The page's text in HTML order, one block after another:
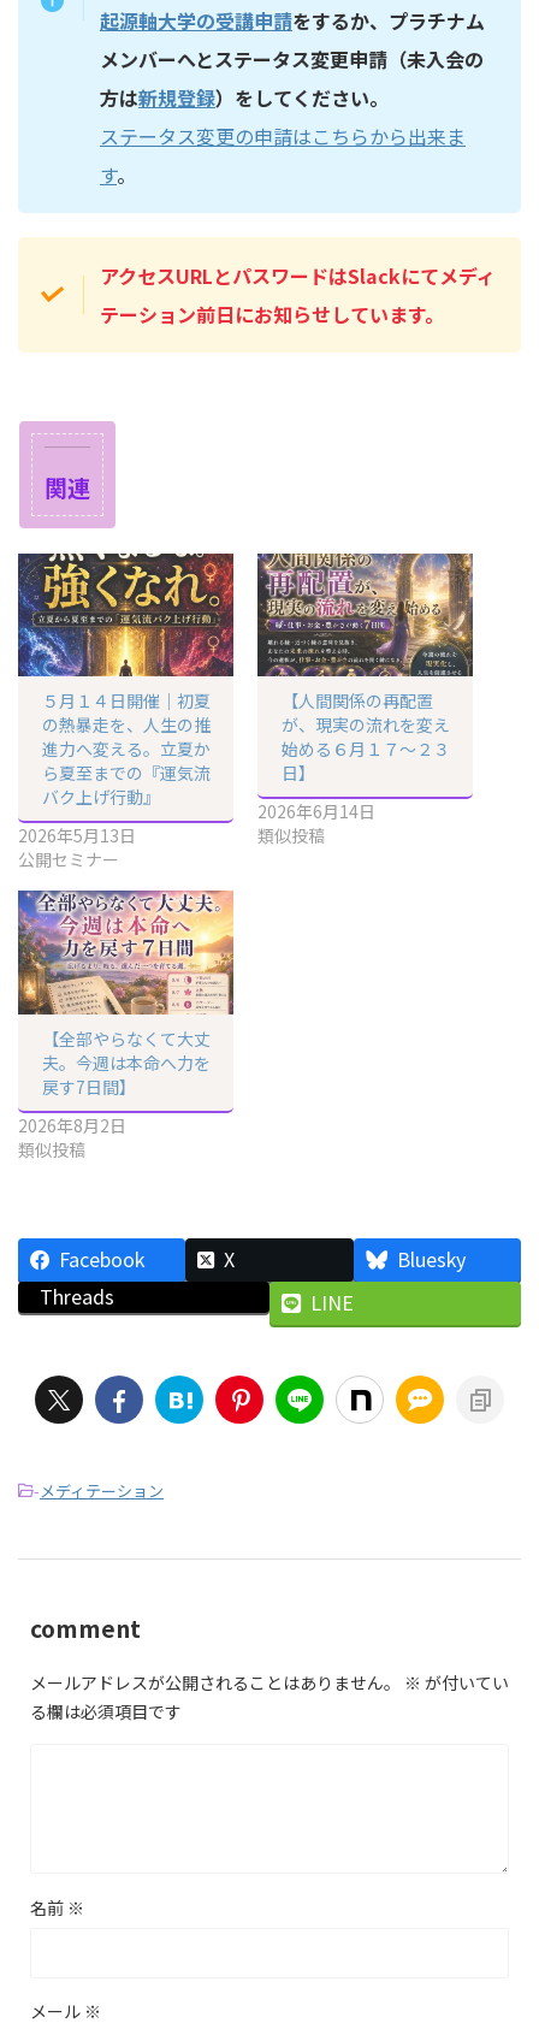
起源軸大学の受講申請をするか、プラチナム
メンバーへとステータス変更申請（未入会の
方は新規登録）をしてください。
ステータス変更の申請はこちらから出来ま
す。
アクセスURLとパスワードはSlackにてメディ
テーション前日にお知らせしています。
関連
５月１４日開催｜初夏
の熱暴走を、人生の推
進力へ変える。立夏か
ら夏至までの『運気流
バク上げ行動』
2026年5月13日
公開セミナー
【人間関係の再配置
が、現実の流れを変え
始める６月１７〜２３
日】
2026年6月14日
類似投稿
【全部やらなくて大丈
夫。今週は本命へ力を
戻す7日間】
2026年8月2日
類似投稿
Facebook X
Bluesky
Threads
LINE
- メディテーション
comment
メールアドレスが公開されることはありません。 ※ が付いてい
る欄は必須項目です
名前 ※
メール ※